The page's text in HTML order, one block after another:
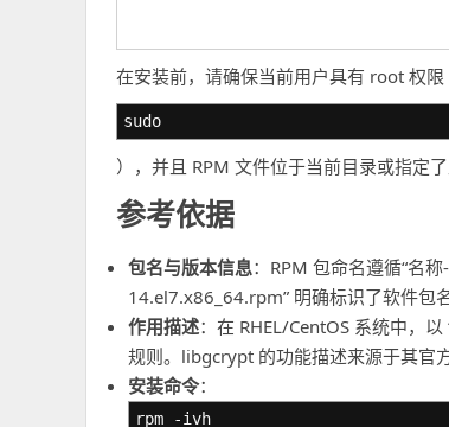
在安装前，请确保当前用户具有 root 权限
sudo
），并且 RPM 文件位于当前目录或指定了
参考依据
包名与版本信息：RPM 包命名遵循“名
14.el7.x86_64.rpm” 明确标识了软件包
作用描述：在 RHEL/CentOS 系统中，
规则。libgcrypt 的功能描述来源于其官
安装命令：
rpm -ivh